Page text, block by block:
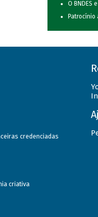
O BNDES
Patrocínio
credenciadas
criativa